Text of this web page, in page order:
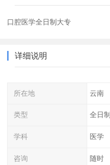
口腔医学全日制大专
详细说明
所在地 云南
类型 全日制
学科 医学
咨询 随时